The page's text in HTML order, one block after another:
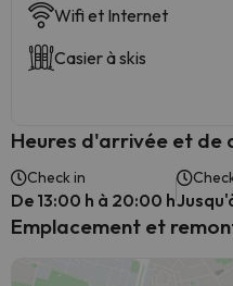
Wifi et Internet
Casier à skis
Heures d'arrivée et de
Check in
De 13:00 h à 20:00 h
Emplacement et